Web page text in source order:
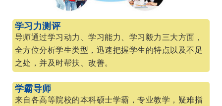
学习力测评
导师通过学习动力、学习能力、学习毅力三大方面，
全方位分析学生类型，迅速把握学生的特点以及不足
之处，并及时帮扶、改善。
学霸导师
来自各高等院校的本科硕士学霸，专业教学，疑难指